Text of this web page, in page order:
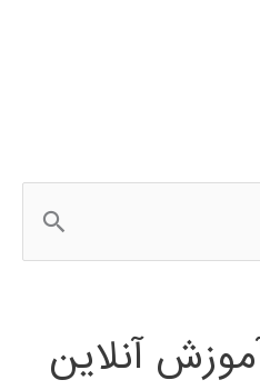
آنلاین